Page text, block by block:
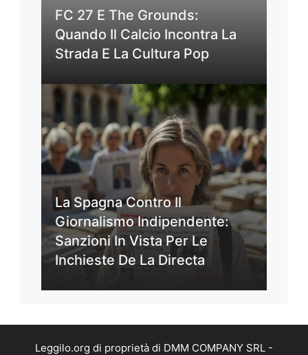
FC 27 E The Grounds:
Quando Il Calcio Incontra La
Strada E La Cultura Pop
La Spagna Contro Il
Giornalismo Indipendente:
Sanzioni In Vista Per Le
Inchieste De La Directa
Leggilo.org di proprietà di DMM COMPANY SRL -